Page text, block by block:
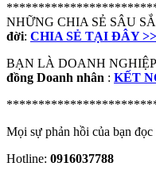
NHỮNG CHIA SẺ SÂU
đời: CHIA SẺ TẠI ĐÂY >>
BẠN LÀ DOANH NGHIỆP
đồng Doanh nhân : KẾT
Mọi sự phản hồi của bạn đọc
Hotline: 0916037788